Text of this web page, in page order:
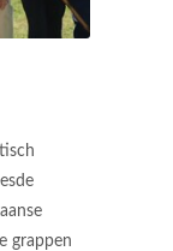
grappen